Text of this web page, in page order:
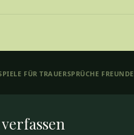
FÜRTRAUERSPRÜCHE FREUNDE
verfassen